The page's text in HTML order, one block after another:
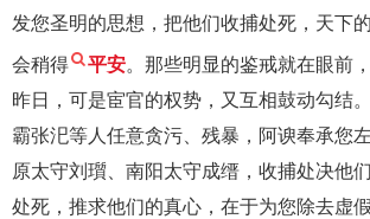
发您圣明的思想，把他们收捕处死，天下
会稍得 平安。那些明显的鉴戒就在眼前
昨日，可是宦官的权势，又互相鼓动勾结
霸张汜等人任意贪污、残暴，阿谀奉承您
原太守刘瓆、南阳太守成缙，收捕处决他
处死，推求他们的真心，在于为您除去虚